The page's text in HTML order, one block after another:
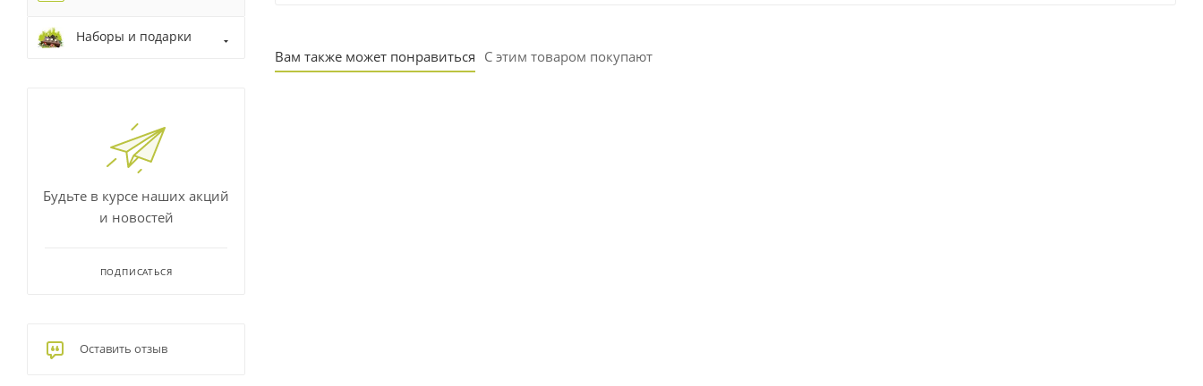
Вам также может понравиться С этим товаром покупают
Наборы и подарки
Будьте в курсе наших акций
и новостей
ПОДПИСАТЬСЯ
Оставить отзыв